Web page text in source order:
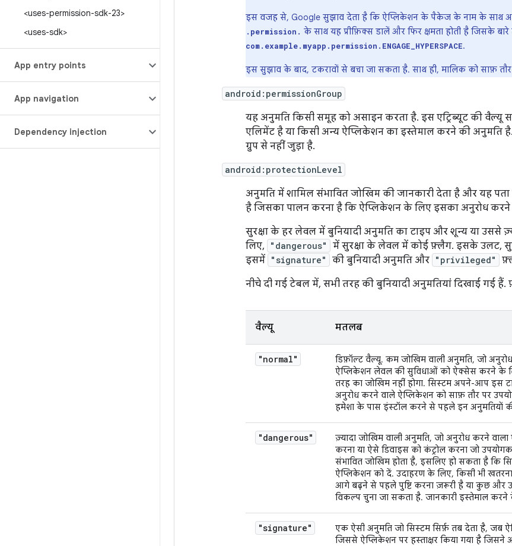
<uses-permission-sdk-23>
<uses-sdk>
App entry points
App navigation
Dependency injection
इस वजह से, Google सुझाव देता है कि ऐप्लिकेशन के पैकेज के नाम के साथ
.permission. के साथ यह प्रीफ़िक्स डालें और फिर क्षमता होती है जिसके
com.example.myapp.permission.ENGAGE_HYPERSPACE.
इस सुझाव के बाद, टकरावों से बचा जा सकता है. साथ ही, मालिक को साफ़
android:permissionGroup
यह अनुमति किसी समूह को असाइन करता है. इस एट्रिब्यूट की वैल्यू
एलिमेंट है या किसी अन्य ऐप्लिकेशन का इस्तेमाल करने की अनुमति
ग्रुप से नहीं जुड़ा है.
android:protectionLevel
अनुमति में शामिल संभावित जोखिम की जानकारी देता है और यह पता
है जिसका पालन करना है कि ऐप्लिकेशन के लिए इसका अनुरोध करने
सुरक्षा के हर लेवल में बुनियादी अनुमति का टाइप और शून्य या उससे
लिए,
"dangerous" में सुरक्षा के लेवल में कोई फ़्लैग. इसके उलट,
इसमें "signature" की बुनियादी अनुमति और "privileged"
नीचे दी गई टेबल में, सभी तरह की बुनियादी अनुमतियां दिखाई गई
वैल्यू मतलब
"normal"
डिफ़ॉल्ट वैल्यू. कम जोखिम वाली अनुमति, जो
ऐप्लिकेशन लेवल की सुविधाओं को ऐक्सेस करने के
तरह का जोखिम नहीं होगा. सिस्टम अपने-आप इस
अनुरोध करने वाले ऐप्लिकेशन को साफ़ तौर पर
हमेशा के पास इंस्टॉल करने से पहले इन अनुमतियों
"dangerous"
ज़्यादा जोखिम वाली अनुमति, जो अनुरोध करने
करना या ऐसे डिवाइस को कंट्रोल करना जो
संभावित जोखिम होता है, इसलिए हो सकता है
ऐप्लिकेशन को दें. उदाहरण के लिए, किसी भी
आगे बढ़ने से पहले पुष्टि करना ज़रूरी है या कुछ और
विकल्प चुना जा सकता है. जानकारी इस्तेमाल करने
"signature"
एक ऐसी अनुमति जो सिस्टम सिर्फ़ तब देता है, जब
जिससे ऐप्लिकेशन पर हस्ताक्षर किया गया है